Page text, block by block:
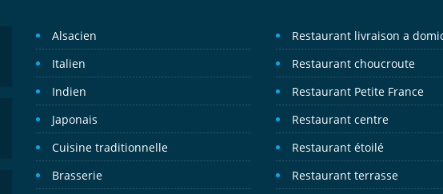
Alsacien
Italien
Indien
Japonais
Cuisine traditionnelle
Brasserie
Restaurant livraison a
Restaurant choucroute
Restaurant Petite France
Restaurant centre
Restaurant étoilé
Restaurant terrasse